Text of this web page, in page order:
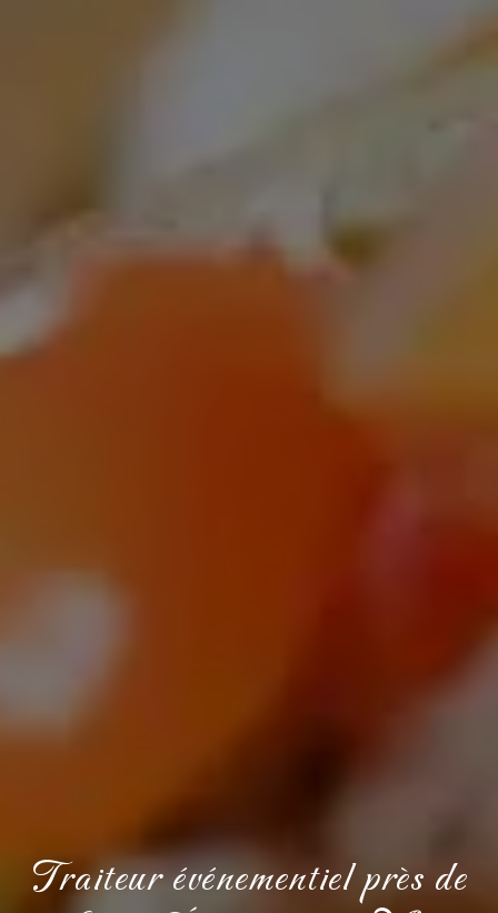
Traiteur événementiel près de